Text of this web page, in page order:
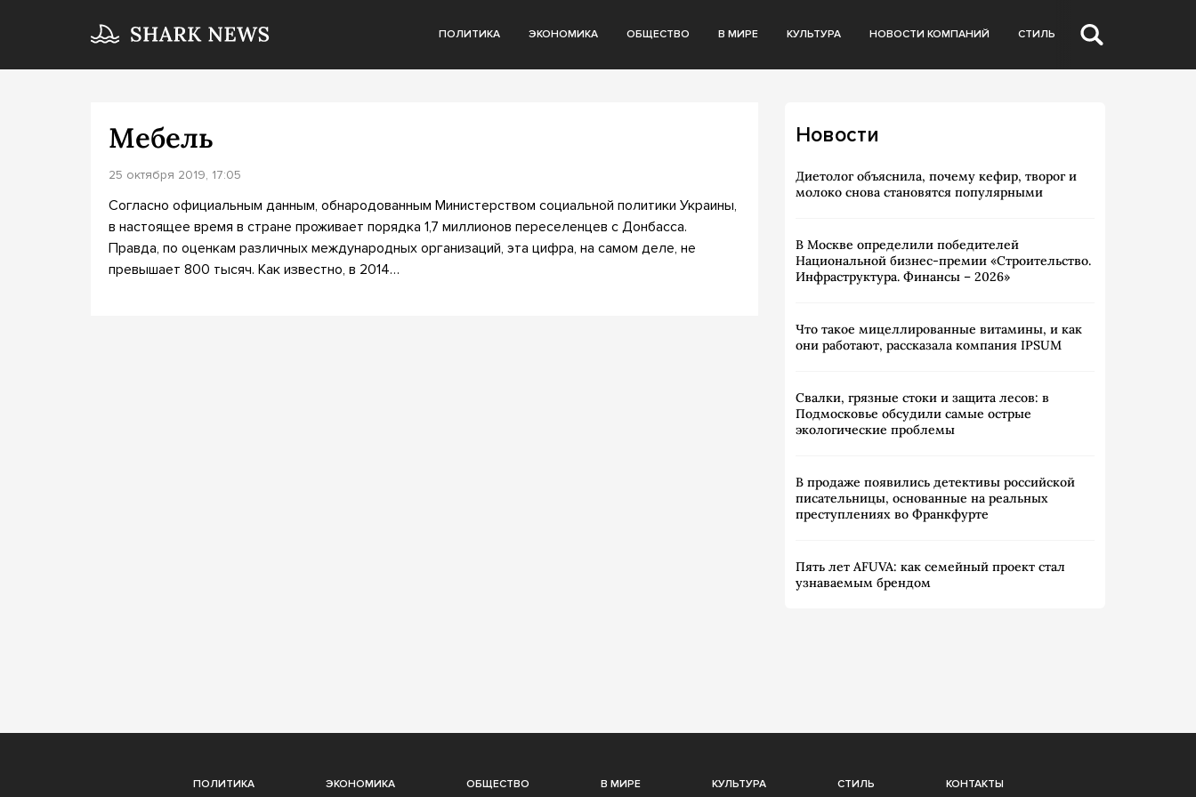
ПОЛИТИКА ЭКОНОМИКА ОБЩЕСТВО В МИРЕ КУЛЬТУРА НОВОСТИ КОМПАНИЙ СТИЛЬ
Мебель
25 октября 2019, 17:05
Согласно официальным данным, обнародованным Министерством социальной политики Украины,
в настоящее время в стране проживает порядка 1,7 миллионов переселенцев с Донбасса.
Правда, по оценкам различных международных организаций, эта цифра, на самом деле, не
превышает 800 тысяч. Как известно, в 2014…
Новости
Диетолог объяснила, почему кефир, творог и
молоко снова становятся популярными
В Москве определили победителей
Национальной бизнес-премии «Строительство.
Инфраструктура. Финансы – 2026»
Что такое мицеллированные витамины, и как
они работают, рассказала компания IPSUM
Свалки, грязные стоки и защита лесов: в
Подмосковье обсудили самые острые
экологические проблемы
В продаже появились детективы российской
писательницы, основанные на реальных
преступлениях во Франкфурте
Пять лет AFUVA: как семейный проект стал
узнаваемым брендом
ПОЛИТИКА ЭКОНОМИКА ОБЩЕСТВО В МИРЕ КУЛЬТУРА СТИЛЬ КОНТАКТЫ